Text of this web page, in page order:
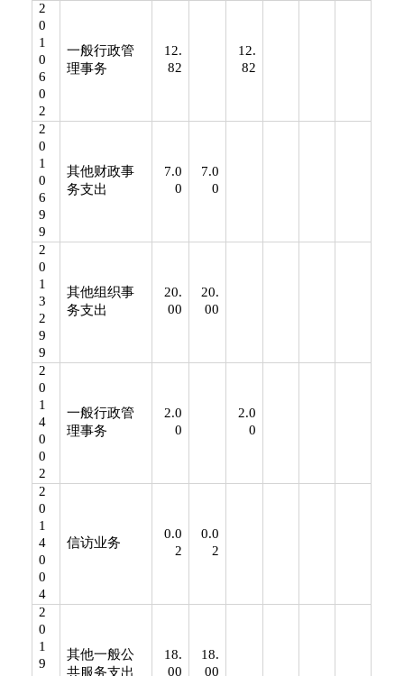
2
0
1
0
6
0
2
一般行政管
理事务
12.
82
12.
82
2
0
1
0
6
9
9
其他财政事
务支出
7.0
0
7.0
0
2
0
1
3
2
9
9
其他组织事
务支出
20.
00
20.
00
2
0
1
4
0
0
2
一般行政管
理事务
2.0
0
2.0
0
2
0
1
4
0
0
4
信访业务
0.0
2
0.0
2
2
0
1
9
其他一般公
共服务支出
18.
00
18.
00